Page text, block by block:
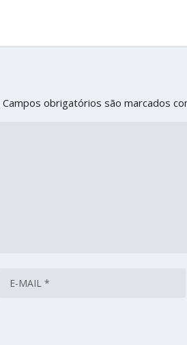
Campos obrigatórios são marcados